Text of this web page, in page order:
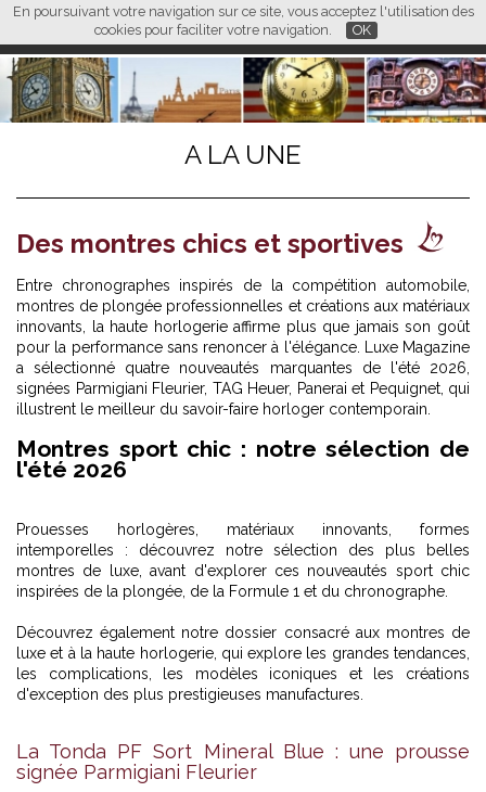
En poursuivant votre navigation sur ce site, vous acceptez l'utilisation des
cookies pour faciliter votre navigation.
OK
FR EN CN
L M
A LA UNE
Des montres chics et sportives
Entre chronographes inspirés de la compétition automobile,
montres de plongée professionnelles et créations aux matériaux
innovants, la haute horlogerie affirme plus que jamais son goût
pour la performance sans renoncer à l'élégance. Luxe Magazine
a sélectionné quatre nouveautés marquantes de l'été 2026,
signées Parmigiani Fleurier, TAG Heuer, Panerai et Pequignet, qui
illustrent le meilleur du savoir-faire horloger contemporain.
Montres sport chic : notre sélection de
l'été 2026
Prouesses horlogères, matériaux innovants, formes
intemporelles : découvrez notre sélection des plus belles
montres de luxe, avant d'explorer ces nouveautés sport chic
inspirées de la plongée, de la Formule 1 et du chronographe.
Découvrez également notre dossier consacré aux montres de
luxe et à la haute horlogerie, qui explore les grandes tendances,
les complications, les modèles iconiques et les créations
d'exception des plus prestigieuses manufactures.
La Tonda PF Sort Mineral Blue : une prousse
signée Parmigiani Fleurier